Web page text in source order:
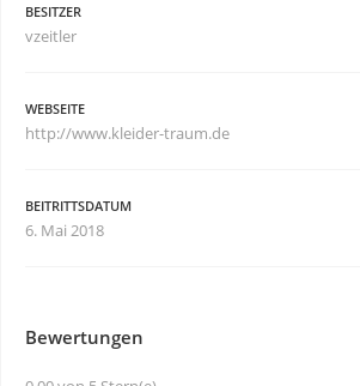
BESITZER
vzeitler
WEBSEITE
http://www.kleider-traum.de
BEITRITTSDATUM
6. Mai 2018
Bewertungen